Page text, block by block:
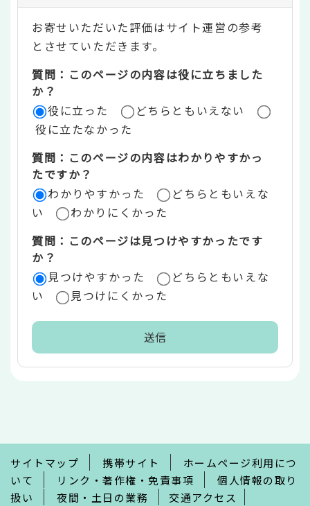
テ
ン
ツ
評
価
リ
ア
お寄せいただいた評価はサイト運営の参考
とさせていただきます。
質問：このページの内容は役に立ちました
か？
役に立った
どちらともいえない
役に立たなかった
質問：このページの内容はわかりやすかっ
たですか？
わかりやすかった
どちらともいえな
い
わかりにくかった
質問：このページは見つけやすかったです
か？
見つけやすかった
どちらともいえな
い
見つけにくかった
で
サイトマップ 携帯サイト
ホームページ利用につ
いて
リンク・著作権・免責事項
個人情報の取り
扱い
夜間・土日の業務 交通アクセス